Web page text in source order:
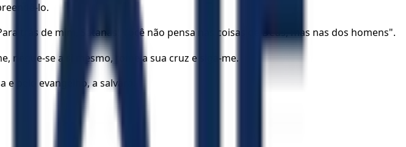
lo.
trás de mim, Satanás! Você não pensa nas coisas de Deus, mas nas dos homens".
negue-se a si mesmo, tome a sua cruz e siga-me.
pelo evangelho, a salvará.